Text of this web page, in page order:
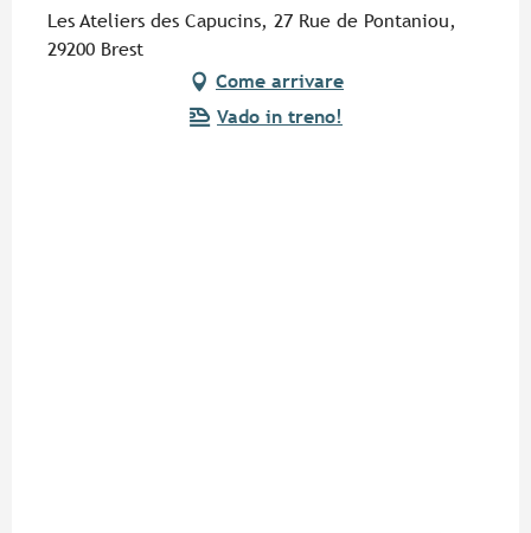
Les Ateliers des Capucins, 27 Rue de Pontaniou,
29200 Brest
Come arrivare
Vado in treno!